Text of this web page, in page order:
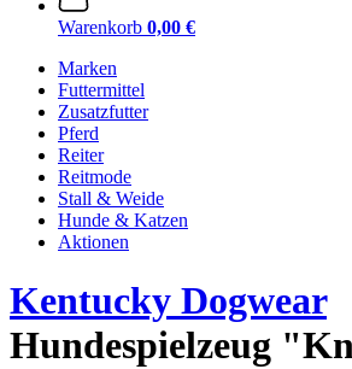
Warenkorb 0,00 €
Marken
Futtermittel
Zusatzfutter
Pferd
Reiter
Reitmode
Stall & Weide
Hunde & Katzen
Aktionen
Kentucky Dogwear
Hundespielzeug